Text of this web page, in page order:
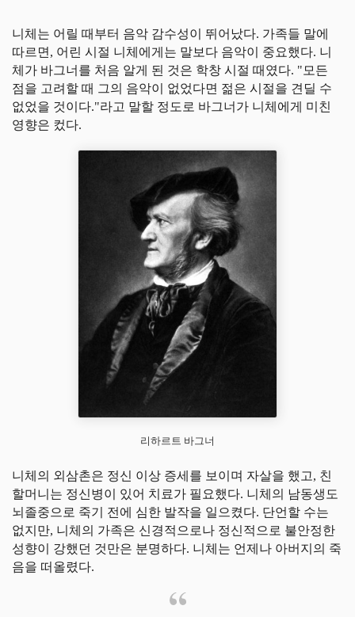
니체는 어릴 때부터 음악 감수성이 뛰어났다. 가족들 말에
따르면, 어린 시절 니체에게는 말보다 음악이 중요했다. 니
체가 바그너를 처음 알게 된 것은 학창 시절 때였다. "모든
점을 고려할 때 그의 음악이 없었다면 젊은 시절을 견딜 수
없었을 것이다."라고 말할 정도로 바그너가 니체에게 미친
영향은 컸다.
리하르트 바그너
니체의 외삼촌은 정신 이상 증세를 보이며 자살을 했고, 친
할머니는 정신병이 있어 치료가 필요했다. 니체의 남동생도
뇌졸중으로 죽기 전에 심한 발작을 일으켰다. 단언할 수는
없지만, 니체의 가족은 신경적으로나 정신적으로 불안정한
성향이 강했던 것만은 분명하다. 니체는 언제나 아버지의 죽
음을 떠올렸다.